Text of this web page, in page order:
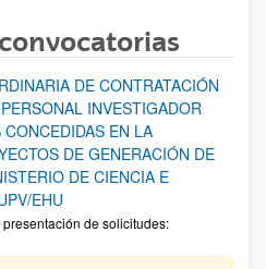
DE CONTRATACIÓN
INVESTIGADOR
EN LA
DE GENERACIÓN DE
DE CIENCIA E
EHU
de solicitudes: